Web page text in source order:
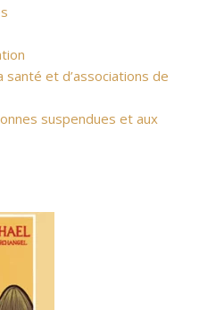
et d’associations de
suspendues et aux